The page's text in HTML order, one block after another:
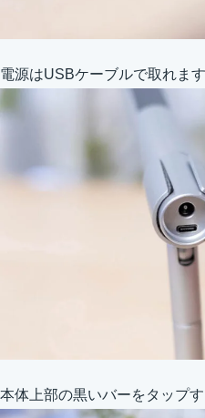
電源はUSBケーブルで取れま
本体上部の黒いバーをタップ